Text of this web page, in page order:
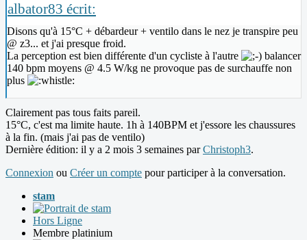
albator83 écrit:
Disons qu'à 15°C + débardeur + ventilo dans le nez je transpire peu
@ z3... et j'ai presque froid.
La perception est bien différente d'un cycliste à l'autre
balancer
140 bpm moyens @ 4.5 W/kg ne provoque pas de surchauffe non
plus
Clairement pas tous faits pareil.
15°C, c'est ma limite haute. 1h à 140BPM et j'essore les chaussures
à la fin. (mais j'ai pas de ventilo)
Dernière édition: il y a 2 mois 3 semaines parChristoph3.
Connexion ou Créer un compte pour participer à la conversation.
stam
Hors Ligne
Membre platinium